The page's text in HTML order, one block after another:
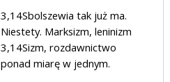
3,14Sbolszewia tak już ma.
Niestety. Marksizm, leninizm
3,14Sizm, rozdawnictwo
ponad miarę w jednym.